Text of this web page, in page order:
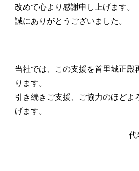
改めて心より感謝申し上げます。
誠にありがとうございました。
当社では、この支援を首里城正殿
ります。
引き続きご支援、ご協力のほどよ
げます。